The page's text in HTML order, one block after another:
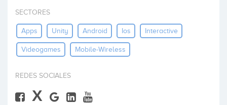
Invest
SECTORES
Apps Unity Android Ios Interactive
Videogames Mobile-Wireless
REDES SOCIALES
X